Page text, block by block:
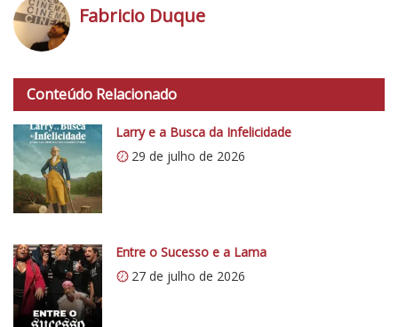
t
p
s
:
/
/
0
.
w
p
Fabricio Duque
Conteúdo Relacionado
Larry e a Busca da Infelicidade
29 de julho de 2026
Entre o Sucesso e a Lama
27 de julho de 2026